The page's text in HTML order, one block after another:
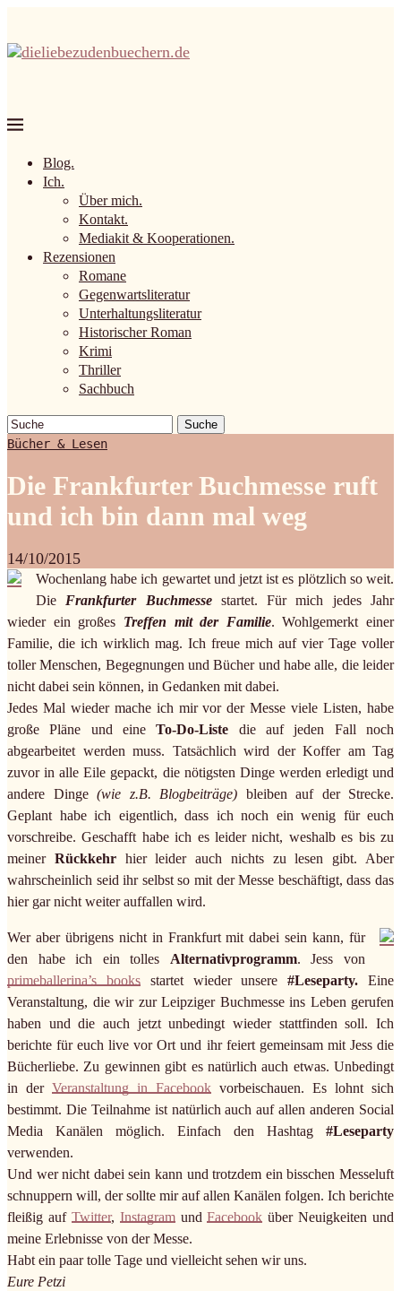
Blog.
Ich.
Über mich.
Kontakt.
Mediakit & Kooperationen.
Rezensionen
Romane
Gegenwartsliteratur
Unterhaltungsliteratur
Historischer Roman
Krimi
Thriller
Sachbuch
Suche
Bücher & Lesen
Die Frankfurter Buchmesse ruft
und ich bin dann mal weg
14/10/2015
Wochenlang habe ich gewartet und jetzt ist es plötzlich so weit.
Die Frankfurter Buchmessestartet. Für mich jedes Jahr
wieder ein großes Treffen mit der Familie. Wohlgemerkt einer
Familie, die ich wirklich mag. Ich freue mich auf vier Tage voller
toller Menschen, Begegnungen und Bücher und habe alle, die leider
nicht dabei sein können, in Gedanken mit dabei.
Jedes Mal wieder mache ich mir vor der Messe viele Listen, habe
große Pläne und eineTo-Do-Liste die auf jeden Fall noch
abgearbeitet werden muss. Tatsächlich wird der Koffer am Tag
zuvor in alle Eile gepackt, die nötigsten Dinge werden erledigt und
andere Dinge (wie z.B. Blogbeiträge) bleiben auf der Strecke.
Geplant habe ich eigentlich, dass ich noch ein wenig für euch
vorschreibe. Geschafft habe ich es leider nicht, weshalb es bis zu
meiner Rückkehr hier leider auch nichts zu lesen gibt. Aber
wahrscheinlich seid ihr selbst so mit der Messe beschäftigt, dass das
hier gar nicht weiter auffallen wird.
Wer aber übrigens nicht in Frankfurt mit dabei sein kann, für
den habe ich ein tolles Alternativprogramm. Jess von
primeballerina’s booksstartet wieder unsere#Leseparty. Eine
Veranstaltung, die wir zur Leipziger Buchmesse ins Leben gerufen
haben und die auch jetzt unbedingt wieder stattfinden soll. Ich
berichte für euch live vor Ort und ihr feiert gemeinsam mit Jess die
Bücherliebe. Zu gewinnen gibt es natürlich auch etwas. Unbedingt
in der Veranstaltung in Facebook vorbeischauen. Es lohnt sich
bestimmt. Die Teilnahme ist natürlich auch auf allen anderen Social
Media Kanälen möglich. Einfach den Hashtag #Leseparty
verwenden.
Und wer nicht dabei sein kann und trotzdem ein bisschen Messeluft
schnuppern will, der sollte mir auf allen Kanälen folgen. Ich berichte
fleißig auf Twitter, InstagramundFacebook über Neuigkeiten und
meine Erlebnisse von der Messe.
Habt ein paar tolle Tage und vielleicht sehen wir uns.
Eure Petzi